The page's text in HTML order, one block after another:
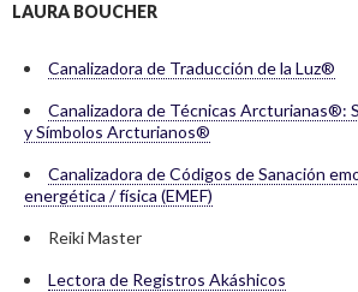
LAURA BOUCHER
Canalizadora de Traducción de la Luz®
Canalizadora de Técnicas Arcturianas®:
y Símbolos Arcturianos®
Canalizadora de Códigos de Sanación
energética / física (EMEF)
Reiki Master
Lectora de Registros Akáshicos